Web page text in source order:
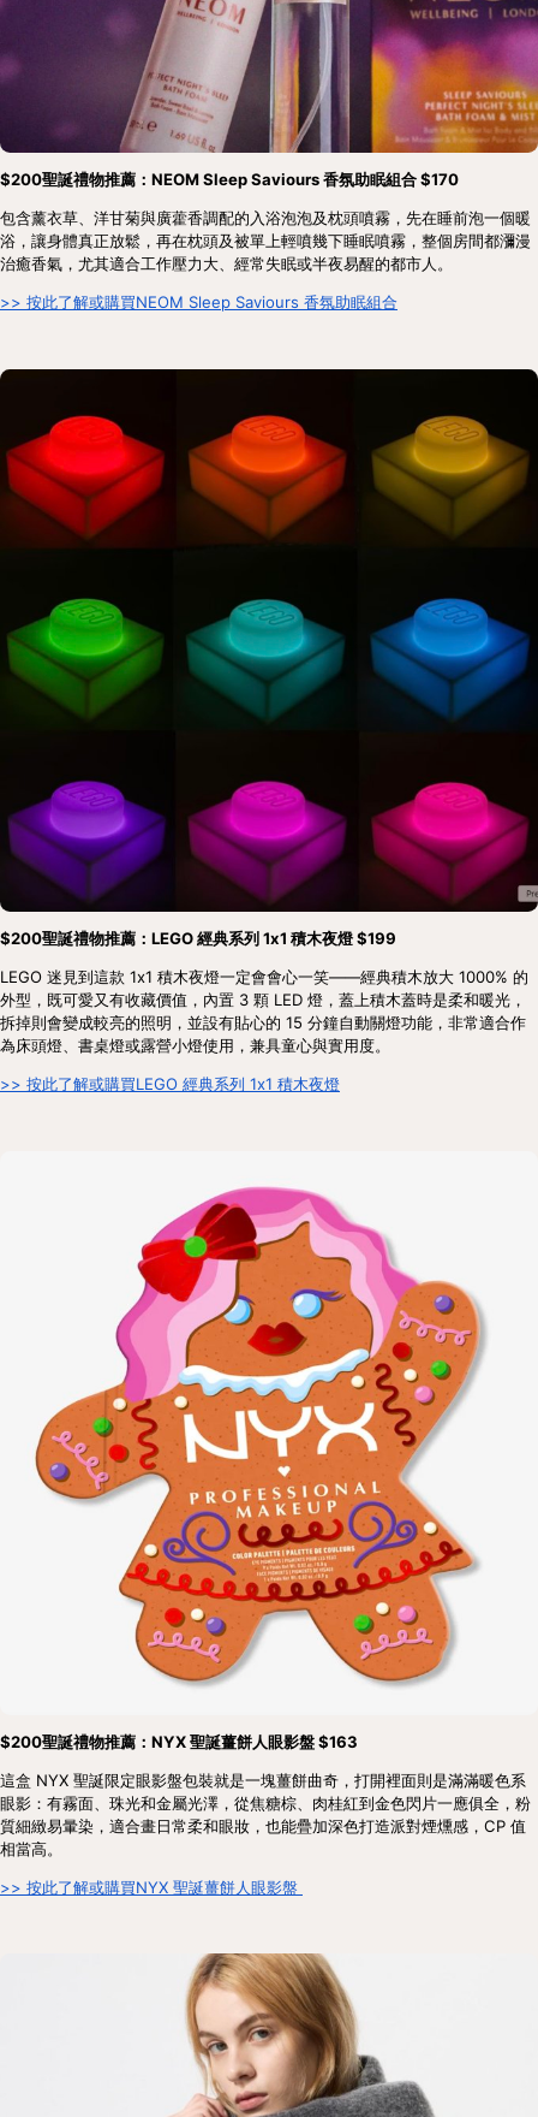
$200聖誕禮物推薦：NEOM Sleep Saviours 香氛助眠組合 $170
包含薰衣草、洋甘菊與廣藿香調配的入浴泡泡及枕頭噴霧，先在睡前泡一個暖
浴，讓身體真正放鬆，再在枕頭及被單上輕噴幾下睡眠噴霧，整個房間都瀰漫
治癒香氣，尤其適合工作壓力大、經常失眠或半夜易醒的都市人。
>> 按此了解或購買NEOM Sleep Saviours 香氛助眠組合
$200聖誕禮物推薦：LEGO 經典系列 1x1 積木夜燈 $199
LEGO 迷見到這款 1x1 積木夜燈一定會會心一笑——經典積木放大 1000% 的
外型，既可愛又有收藏價值，內置 3 顆 LED 燈，蓋上積木蓋時是柔和暖光，
拆掉則會變成較亮的照明，並設有貼心的 15 分鐘自動關燈功能，非常適合作
為床頭燈、書桌燈或露營小燈使用，兼具童心與實用度。
>> 按此了解或購買LEGO 經典系列 1x1 積木夜燈
$200聖誕禮物推薦：NYX 聖誕薑餅人眼影盤 $163
這盒 NYX 聖誕限定眼影盤包裝就是一塊薑餅曲奇，打開裡面則是滿滿暖色系
眼影：有霧面、珠光和金屬光澤，從焦糖棕、肉桂紅到金色閃片一應俱全，粉
質細緻易暈染，適合畫日常柔和眼妝，也能疊加深色打造派對煙燻感，CP 值
相當高。
>> 按此了解或購買NYX 聖誕薑餅人眼影盤